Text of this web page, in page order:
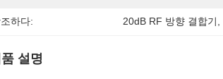
하다: 20dB RF 방향 결합기
설명